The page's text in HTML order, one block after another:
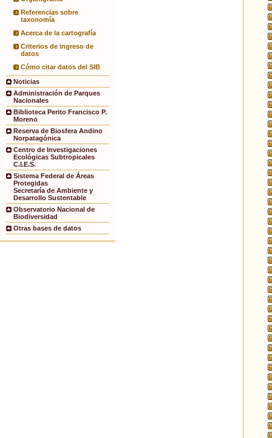
Referencias sobre
taxonomía
Acerca de la cartografía
Criterios de ingreso de
datos
Cómo citar datos del SIB
Noticias
Administración de Parques
Nacionales
Biblioteca Perito Francisco P.
Moreno
Reserva de Biosfera Andino
Norpatagónica
Centro de Investigaciones
Ecológicas Subtropicales
C.I.E.S.
Sistema Federal de Áreas
Protegidas
Secretaría de Ambiente y
Desarrollo Sustentable
Observatorio Nacional de
Biodiversidad
Otras bases de datos